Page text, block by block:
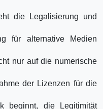
die Legalisierung und
für alternative Medien
nur auf die numerische
der Lizenzen für die
beginnt, die Legitimität